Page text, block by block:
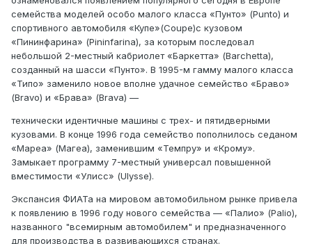
семейства моделей особо малого класса «Пунто» (Punto) и
спортивного автомобиля «Купе»(Coupe)с кузовом
«Пининфарина» (Pininfarina), за которым последовал
небольшой 2-местный кабриолет «Баркетта» (Barchetta),
созданный на шасси «Пунто». В 1995-м гамму малого класса
«Типо» заменило новое вполне удачное семейство «Браво»
(Bravo) и «Брава» (Brava) —
технически идентичные машины с трех- и пятидверными
кузовами. В конце 1996 года семейство пополнилось седаном
«Мареа» (Магеа), заменившим «Темпру» и «Крому».
Замыкает программу 7-местный универсал повышенной
вместимости «Улисс» (Ulysse).
Экспансия ФИАТа на мировом автомобильном рынке привела
к появлению в 1996 году нового семейства — «Палио» (Palio),
названного "всемирным автомобилем" и предназначенного
для производства в развивающихся странах.